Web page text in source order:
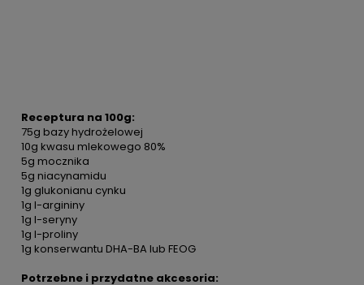
Receptura na 100g:
75g bazy hydrożelowej
10g kwasu mlekowego 80%
5g mocznika
5g niacynamidu
1g glukonianu cynku
1g l-argininy
1g l-seryny
1g l-proliny
1g konserwantu DHA-BA lub FEOG
Potrzebne i przydatne akcesoria: